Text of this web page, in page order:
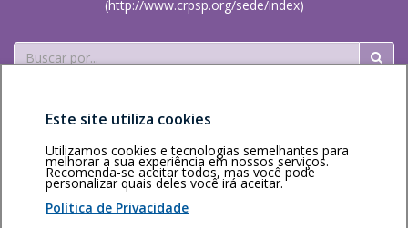
(http://www.crpsp.org/sede/index)
Buscar
Área restritaPolítica de
privacidadePersonalização
de cookies
Este site utiliza cookies
Utilizamos cookies e tecnologias semelhantes para
melhorar a sua experiência em nossos serviços.
Recomenda-se aceitar todos, mas você pode
personalizar quais deles você irá aceitar.
Política de Privacidade